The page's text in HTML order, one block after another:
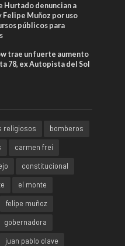
Hurtado denuncian a
Felipe Muñoz por uso
públicos para
trae un fuerte aumento
78, ex Autopista del Sol
religiosos
bomberos
carmen frei
constitucional
el monte
felipe muñoz
gobernadora
juan pablo olave